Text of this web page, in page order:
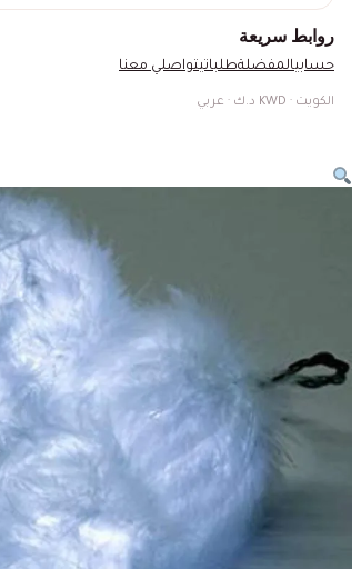
روابط سريعة
حسابيالمفضلةطلباتيتواصلي معنا
الكويت · KWD د.ك · عربي